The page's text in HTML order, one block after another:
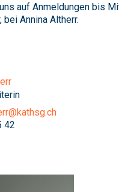
auf Anmeldungen bis
bei Annina Altherr.
42